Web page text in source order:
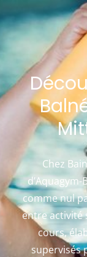
Chez
comme nul
entre activité
cours,
supervisés